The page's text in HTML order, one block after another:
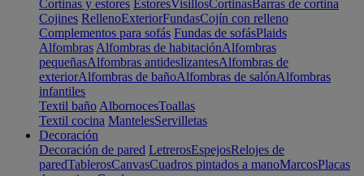
Cortinas y estores EstoresVisillosCortinasBarras de cortina
Cojines RellenoExteriorFundasCojín con relleno
Complementos para sofás Fundas de sofásPlaids
Alfombras Alfombras de habitaciónAlfombras
pequeñasAlfombras antideslizantesAlfombras de
exteriorAlfombras de bañoAlfombras de salónAlfombras
infantiles
Textil baño AlbornocesToallas
Textil cocina MantelesServilletas
Decoración
Decoración de pared LetrerosEspejosRelojes de
paredTablerosCanvasCuadros pintados a manoMarcosPlacas